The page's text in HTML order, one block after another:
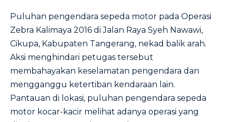
Puluhan pengendara sepeda motor pada Operasi
Zebra Kalimaya 2016 di Jalan Raya Syeh Nawawi,
Cikupa, Kabupaten Tangerang, nekad balik arah.
Aksi menghindari petugas tersebut
membahayakan keselamatan pengendara dan
mengganggu ketertiban kendaraan lain.
Pantauan di lokasi, puluhan pengendara sepeda
motor kocar-kacir melihat adanya operasi yang